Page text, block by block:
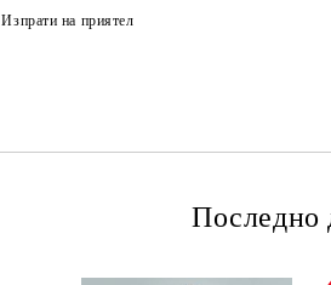
Изпрати на приятел
Последно